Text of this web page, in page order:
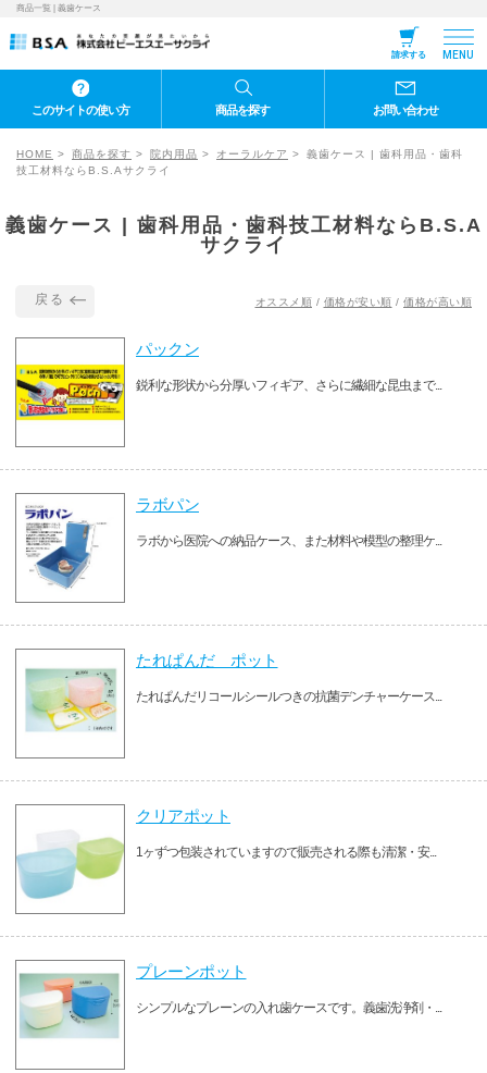
商品一覧 | 義歯ケース
請求する MENU
このサイトの使い方 商品を探す お問い合わせ
HOME 商品を探す 院内用品 オーラルケア
義歯ケース | 歯科用品・歯科
技工材料ならB.S.Aサクライ
義歯ケース | 歯科用品・歯科技工材料ならB.S.A
サクライ
戻る オススメ順 / 価格が安い順 / 価格が高い順
パックン
鋭利な形状から分厚いフィギア、さらに繊細な昆虫まで...
ラボパン
ラボから医院への納品ケース、また材料や模型の整理ケ...
たれぱんだ ポット
たれぱんだリコールシールつきの抗菌デンチャーケース...
クリアポット
1ヶずつ包装されていますので販売される際も清潔・安...
プレーンポット
シンプルなプレーンの入れ歯ケースです。義歯洗浄剤・...